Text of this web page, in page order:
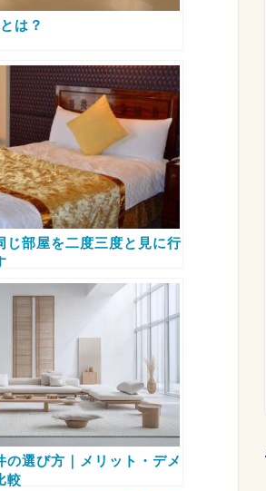
は？
じ部屋を二度三度と見に行
の選び方｜メリット・デメ
較